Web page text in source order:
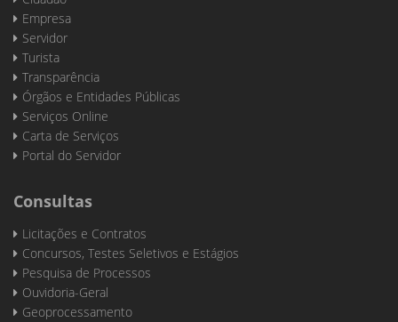
Empresa
Servidor
Turista
Transparência
Órgãos e Entidades Públicas
Serviços Online
Carta de Serviços
Portal do Servidor
Consultas
Licitações e Contratos
Concursos, Testes Seletivos e Estágios
Pesquisa de Processos
Ouvidoria-Geral
Geoprocessamento